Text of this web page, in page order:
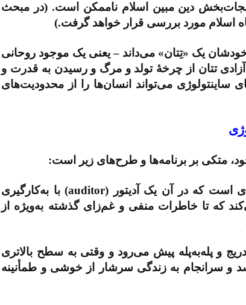
نجات‌بخش دین مبین اسلام ناممکن است. (در مبحث
اسلام مورد بررسی قرار خواهد گرفت.)
یک «تِتان» می‌داند – یعنی یک موجود روحانی
تتان از چرخۀ تولد و مرگ و رسیدن به قدرت و
ساینتولوژی می‌تواند انسان‌ها را از محدودیت‌های
متکی بر برنامه‌ها و طرح‌های زیر است:
است که در آن یک آدیتور (auditor) با به‌کارگیری
که تا خاطرات منفی و غم‌زای گذشته به‌ویژه از
و پله‌به‌پله پیش می‌رود و وقتی به سطح بالاتری
و سرانجام به زندگی سرشار از خوشی و طمأنینه